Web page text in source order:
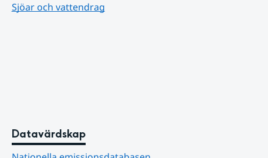
Sjöar och vattendrag
Datavärdskap